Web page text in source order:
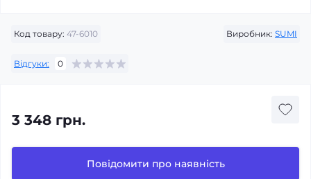
Код товару: 47-6010 Виробник: SUMI
Відгуки: 0
3 348 грн.
Повідомити про наявність